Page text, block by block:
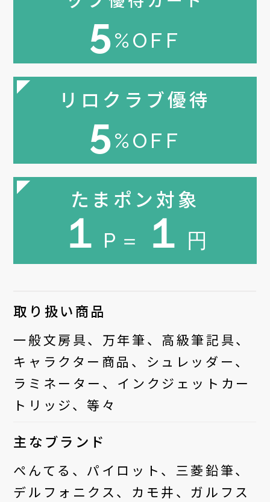
5%OFF
リロクラブ優待
5%OFF
たまポン対象
１ P＝ １ 円
取り扱い商品
一般文房具、万年筆、高級筆記具、
キャラクター商品、シュレッダー、
ラミネーター、インクジェットカー
トリッジ、等々
主なブランド
ぺんてる、パイロット、三菱鉛筆、
デルフォニクス、カモ井、ガルフス